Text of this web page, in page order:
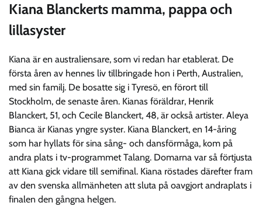
Kiana Blanckerts mamma, pappa och
lillasyster
Kiana är en australiensare, som vi redan har etablerat. De
första åren av hennes liv tillbringade hon i Perth, Australien,
med sin familj. De bosatte sig i Tyresö, en förort till
Stockholm, de senaste åren. Kianas föräldrar, Henrik
Blanckert, 51, och Cecile Blanckert, 48, är också artister. Aleya
Bianca är Kianas yngre syster. Kiana Blanckert, en 14-åring
som har hyllats för sina sång- och dansförmåga, kom på
andra plats i tv-programmet Talang. Domarna var så förtjusta
att Kiana gick vidare till semifinal. Kiana röstades därefter fram
av den svenska allmänheten att sluta på oavgjort andraplats i
finalen den gångna helgen.